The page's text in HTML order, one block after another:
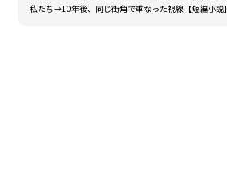
私たち→10年後、同じ街角で重なった視線【短編小説】